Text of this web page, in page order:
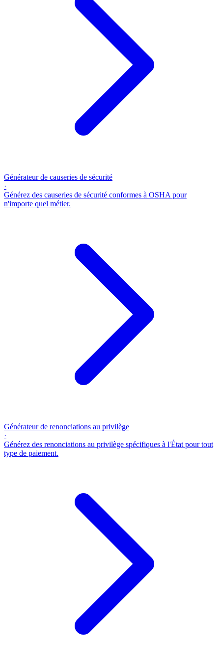
Générateur de causeries de sécurité
·
Générez des causeries de sécurité conformes à OSHA pour
n'importe quel métier.
Générateur de renonciations au privilège
·
Générez des renonciations au privilège spécifiques à l'État pour tout
type de paiement.